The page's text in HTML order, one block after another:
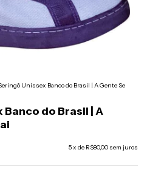
Unissex Banco do Brasil | A Gente Se
do Brasil | A
5x de R$80,00 sem juros